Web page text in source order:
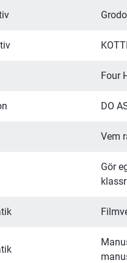
Four
DO
Vem
Gör